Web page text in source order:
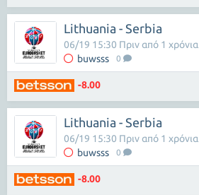
Lithuania - Serbia
buwsss 0
06/19 15:30 Πριν από 1 χρόνια
-8.00
Lithuania - Serbia
buwsss 0
06/19 15:30 Πριν από 1 χρόνια
-8.00